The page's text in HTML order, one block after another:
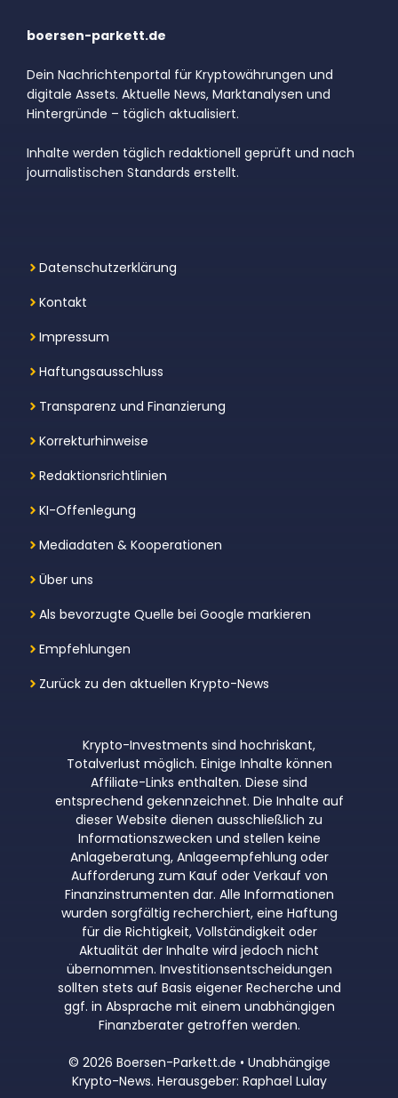
boersen-parkett.de
Dein Nachrichtenportal für Kryptowährungen und
digitale Assets. Aktuelle News, Marktanalysen und
Hintergründe – täglich aktualisiert.
Inhalte werden täglich redaktionell geprüft und nach
journalistischen Standards erstellt.
Datenschutzerklärung
Kontakt
Impressum
Haftungsausschluss
Transparenz und Finanzierung
Korrekturhinweise
Redaktionsrichtlinien
KI-Offenlegung
Mediadaten & Kooperationen
Über uns
Als bevorzugte Quelle bei Google markieren
Empfehlungen
Zurück zu den aktuellen Krypto-News
Krypto-Investments sind hochriskant,
Totalverlust möglich. Einige Inhalte können
Affiliate-Links enthalten. Diese sind
entsprechend gekennzeichnet. Die Inhalte auf
dieser Website dienen ausschließlich zu
Informationszwecken und stellen keine
Anlageberatung, Anlageempfehlung oder
Aufforderung zum Kauf oder Verkauf von
Finanzinstrumenten dar. Alle Informationen
wurden sorgfältig recherchiert, eine Haftung
für die Richtigkeit, Vollständigkeit oder
Aktualität der Inhalte wird jedoch nicht
übernommen. Investitionsentscheidungen
sollten stets auf Basis eigener Recherche und
ggf. in Absprache mit einem unabhängigen
Finanzberater getroffen werden.
© 2026 Boersen-Parkett.de • Unabhängige
Krypto-News. Herausgeber: Raphael Lulay